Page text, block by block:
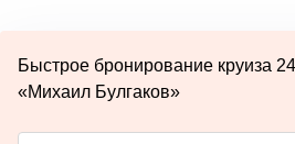
Быстрое бронирование круиза
«Михаил Булгаков»